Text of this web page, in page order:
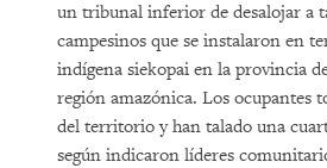
un tribunal inferior de desalojar a
campesinos que se instalaron en
indígena siekopai en la provincia
región amazónica. Los ocupantes
del territorio y han talado una
según indicaron líderes